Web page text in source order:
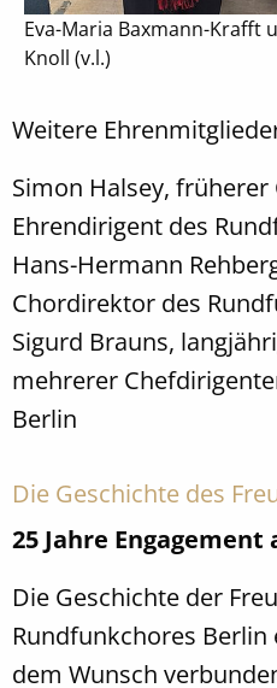
Eva-Maria Baxmann-Krafft
Knoll (v.l.)
Weitere
Simon Halsey,
Ehrendirigent des
Hans-Hermann
Chordirektor des
Sigurd Brauns,
mehrerer
Berlin
Die Geschichte des
25 Jahre Engagement
Die Geschichte der
Rundfunkchores
dem Wunsch